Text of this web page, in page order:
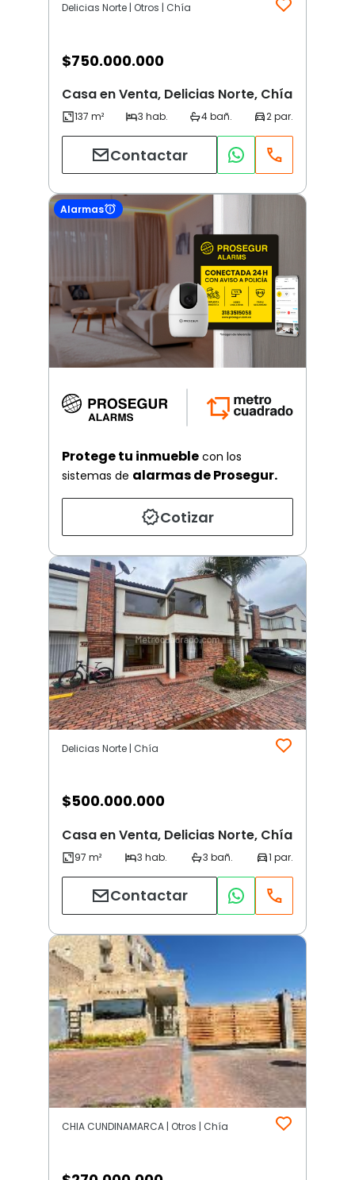
Delicias Norte | Otros | Chía
$750.000.000
Casa en Venta, Delicias Norte, Chía
Contactar
Alarmas
Protege tu inmueble con los
sistemas de alarmas de Prosegur.
Cotizar
Delicias Norte | Chía
$500.000.000
Casa en Venta, Delicias Norte, Chía
Contactar
CHIA CUNDINAMARCA | Otros | Chía